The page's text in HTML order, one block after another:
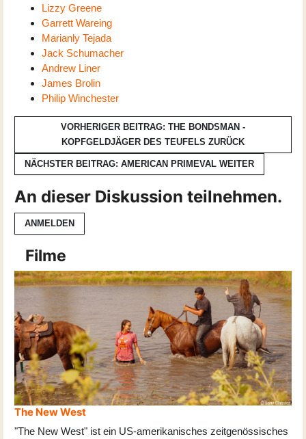
Lizzy Greene
Garrett Wareing
Marianly Tejada
Jack Schumacher
Andrew Liner
James Brolin
Philip Winchester
VORHERIGER BEITRAG: THE BONDSMAN -
KOPFGELDJÄGER DES TEUFELS ZURÜCK
NÄCHSTER BEITRAG: AMERICAN PRIMEVAL WEITER
An dieser Diskussion teilnehmen.
ANMELDEN
Filme
The New West
"The New West" ist ein US-amerikanisches zeitgenössisches